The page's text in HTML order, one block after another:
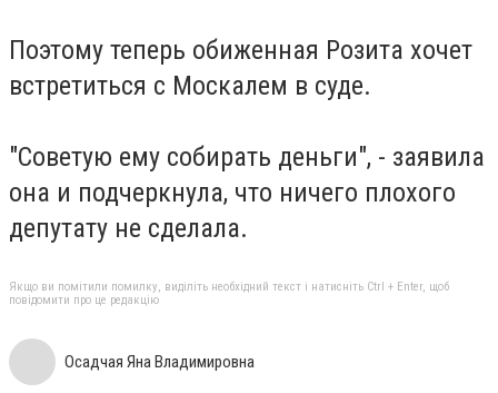
Поэтому теперь обиженная Розита хочет
встретиться с Москалем в суде.
"Советую ему собирать деньги", - заявила
она и подчеркнула, что ничего плохого
депутату не сделала.
Якщо ви помітили помилку, виділіть необхідний текст і натисніть Ctrl + Enter, щоб
повідомити про це редакцію
Осадчая Яна Владимировна